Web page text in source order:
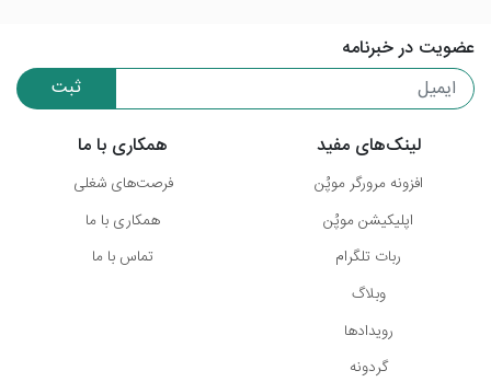
عضویت در خبرنامه
ثبت
لینک‌های مفید
افزونه مرورگر موپُن
اپلیکیشن موپُن
ربات تلگرام
وبلاگ
رویدادها
گردونه
همکاری با ما
فرصت‌های شغلی
همکاری با ما
تماس با ما